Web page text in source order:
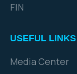
FIN
USEFUL LINKS
Media Center